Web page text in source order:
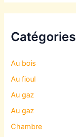
Catégories
Au bois
Au fioul
Au gaz
Au gaz
Chambre